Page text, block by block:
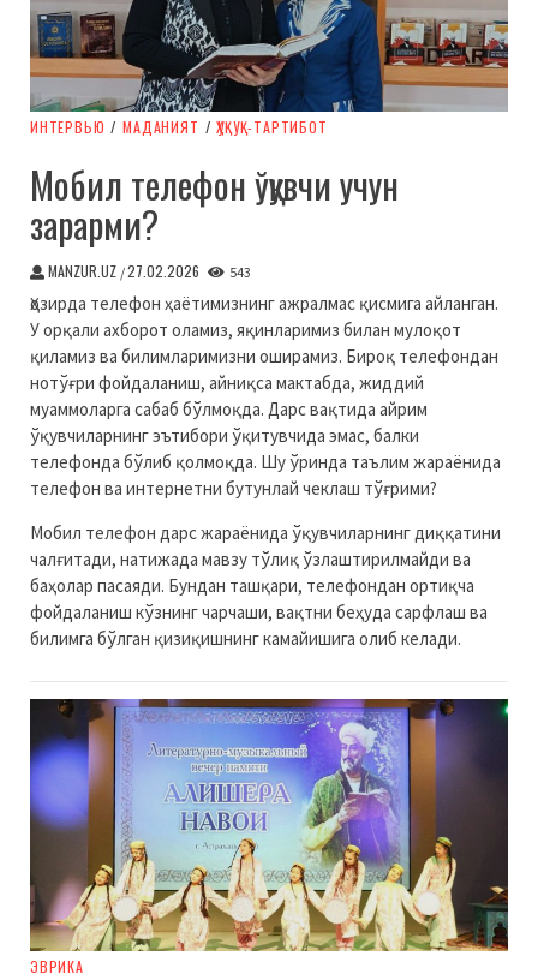
ИНТЕРВЬЮ / МАДАНИЯТ / ҲУҚУҚ-ТАРТИБОТ
Мобил телефон ўқувчи учун
зарарми?
MANZUR.UZ /27.02.2026 543
Ҳозирда телефон ҳаётимизнинг ажралмас қисмига айланган.
У орқали ахборот оламиз, яқинларимиз билан мулоқот
қиламиз ва билимларимизни оширамиз. Бироқ телефондан
нотўғри фойдаланиш, айниқса мактабда, жиддий
муаммоларга сабаб бўлмоқда. Дарс вақтида айрим
ўқувчиларнинг эътибори ўқитувчида эмас, балки
телефонда бўлиб қолмоқда. Шу ўринда таълим жараёнида
телефон ва интернетни бутунлай чеклаш тўғрими?
Мобил телефон дарс жараёнида ўқувчиларнинг диққатини
чалғитади, натижада мавзу тўлиқ ўзлаштирилмайди ва
баҳолар пасаяди. Бундан ташқари, телефондан ортиқча
фойдаланиш кўзнинг чарчаши, вақтни беҳуда сарфлаш ва
билимга бўлган қизиқишнинг камайишига олиб келади.
ЭВРИКА